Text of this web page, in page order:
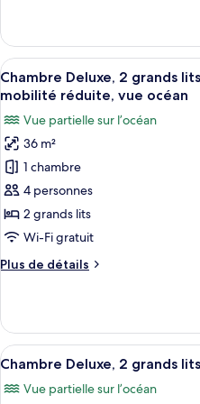
très
grand
lit
le
type
de
chambre
Supérieure,
très
grand
lit
Afficher
toutes
photos
pour
ce
type
de
chambre :
Deluxe,
lits,
accessible
personnes
8
Chambre Deluxe, 2 grands
mobilité réduite, vue océan
Vue partielle sur l’océan
36 m²
1 chambre
4 personnes
2 grands lits
Wi-Fi gratuit
Plus de détails
Plus
le
type
de
Chambre
Afficher
toutes
les
9
Chambre Deluxe, 2 grands
Vue partielle sur l’océan